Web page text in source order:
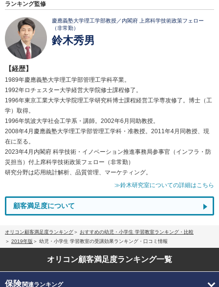
ランキング監修
慶應義塾大学理工学部教授／内閣府 上席科学技術政策フェロー
（非常勤）
鈴木秀男
【経歴】
1989年慶應義塾大学理工学部管理工学科卒業。
1992年ロチェスター大学経営大学院修士課程修了。
1996年東京工業大学大学院理工学研究科博士課程経営工学専攻修了。博士（工
学）取得。
1996年筑波大学社会工学系・講師。2002年6月同助教授。
2008年4月慶應義塾大学理工学部管理工学科・准教授。2011年4月同教授、現
在に至る。
2023年4月内閣府 科学技術・イノベーション推進事務局参事官（インフラ・防
災担当）付上席科学技術政策フェロー（非常勤）
研究分野は応用統計解析、品質管理、マーケティング。
≫鈴木研究室についての詳細はこちら
顧客満足度について
オリコン顧客満足度ランキング
おすすめの幼児・小学生 学習教室ランキング・比較
2019年版
幼児・小学生 学習教室の受講効果ランキング・口コミ情報
オリコン顧客満足度ランキング一覧
保険関連ランキング